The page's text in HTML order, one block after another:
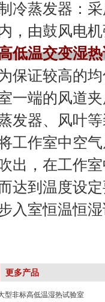
冷蒸发器：
，由鼓风电机
低温交变湿
保证较高的均
一端的风道夹层
发器、风叶
工作室中空气
出，在工作
达到温度设定要
入室恒温恒
更多产品
型非标高低温湿热试验室